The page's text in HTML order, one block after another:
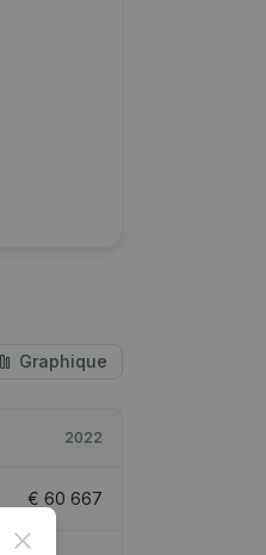
Graphique
2022
€ 60 667
Close